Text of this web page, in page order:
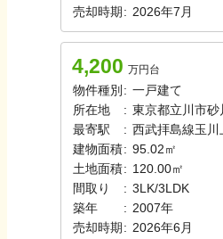
売却時期 : 2026年7月
4,200 万円台
物件種別 : 一戸建て
所在地
: 東京都立川市砂
最寄駅
: 西武拝島線玉川
建物面積: 95.02㎡
土地面積: 120.00㎡
間取り
: 3LK/3LDK
築年
: 2007年
売却時期 : 2026年6月